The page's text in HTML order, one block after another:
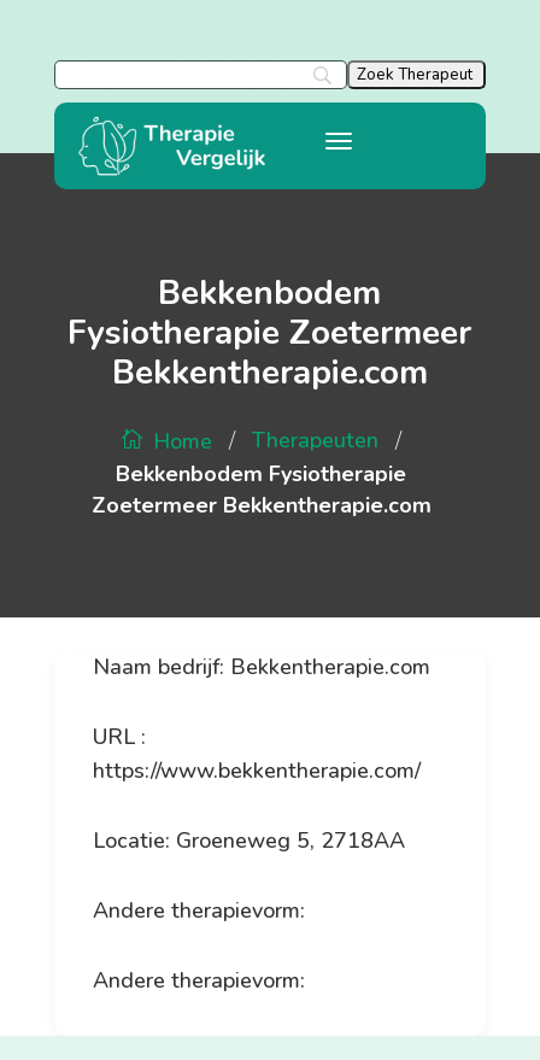
Bekkenbodem
Fysiotherapie Zoetermeer
Bekkentherapie.com
Home / Therapeuten /
Bekkenbodem Fysiotherapie
Zoetermeer Bekkentherapie.com
Naam bedrijf: Bekkentherapie.com
URL :
https://www.bekkentherapie.com/
Locatie: Groeneweg 5, 2718AA
Andere therapievorm:
Andere therapievorm: